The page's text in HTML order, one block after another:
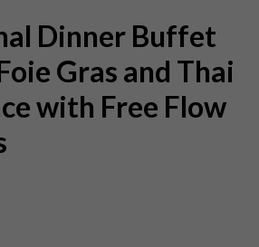
Dinner Buffet
Gras and Thai
with Free Flow